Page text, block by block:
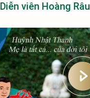
Diễn viên Hoàng Râu